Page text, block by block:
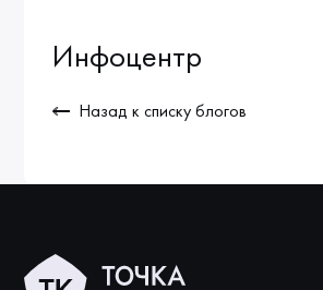
Инфоцентр
Назад к списку блогов